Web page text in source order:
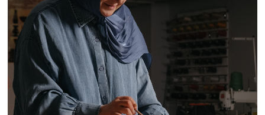
сложная территория, нужно учитывать
администрацию, учителей, даже
техперсонал. Но опыт показал, что модель
работает. Я хочу, чтобы её можно было
масштабировать на другие школы. Пока
проект во многом держится на мне.
Возможно, со временем появятся другие
команды.